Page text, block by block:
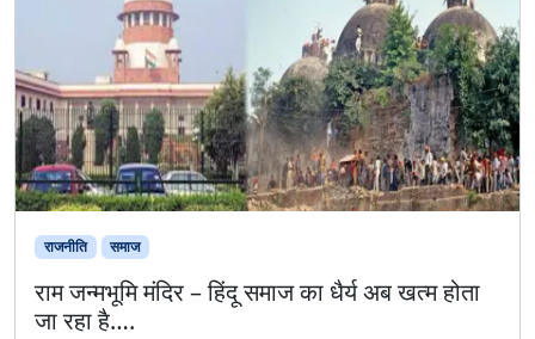
राजनीति समाज
राम जन्मभूमि मंदिर – हिंदू समाज का धैर्य अब खत्म होता
जा रहा है….